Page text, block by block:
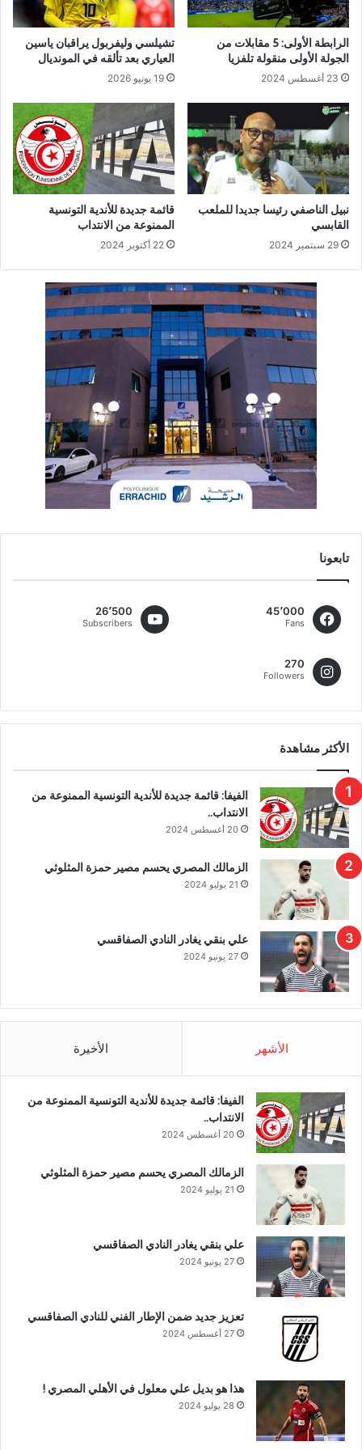
الرابطة الأولى: 5 مقابلات من
الجولة الأولى منقولة تلفزيا
23 أغسطس 2024
تشيلسي وليفربول يراقبان ياسين
العياري بعد تألقه في المونديال
19 يونيو 2026
نبيل الناصفي رئيسا جديدا للملعب
القابسي
29 سبتمبر 2024
قائمة جديدة للأندية التونسية
الممنوعة من الانتداب
22 أكتوبر 2024
تابعونا
45٬000
Fans
26٬500
Subscribers
270
Followers
الأكثر مشاهدة
الفيفا: قائمة جديدة للأندية التونسية الممنوعة من
الانتداب..
20 أغسطس 2024
الزمالك المصري يحسم مصير حمزة المثلوثي
21 يوليو 2024
علي بنقي يغادر النادي الصفاقسي
27 يونيو 2024
الأشهر الأخيرة
الفيفا: قائمة جديدة للأندية التونسية الممنوعة من
الانتداب..
20 أغسطس 2024
الزمالك المصري يحسم مصير حمزة المثلوثي
21 يوليو 2024
علي بنقي يغادر النادي الصفاقسي
27 يونيو 2024
تعزيز جديد ضمن الإطار الفني للنادي الصفاقسي
27 أغسطس 2024
هذا هو بديل علي معلول في الأهلي المصري !
28 يوليو 2024